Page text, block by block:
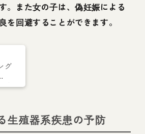
。また女の子は、偽妊娠による
を回避することができます。
グ
ぐ
生殖器系疾患の予防